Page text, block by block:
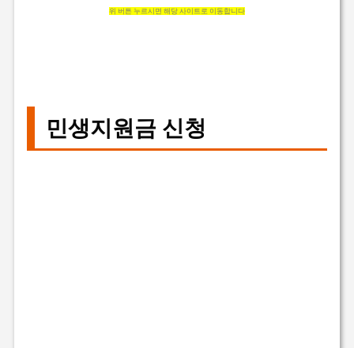
위 버튼 누르시면 해당 사이트로 이동합니다
민생지원금 신청